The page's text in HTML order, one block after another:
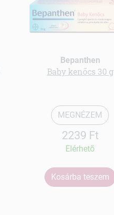
Bepanthen
Baby kenőcs 30 g
MEGNÉZEM
2239 Ft
Elérhetõ
Kosárba teszem